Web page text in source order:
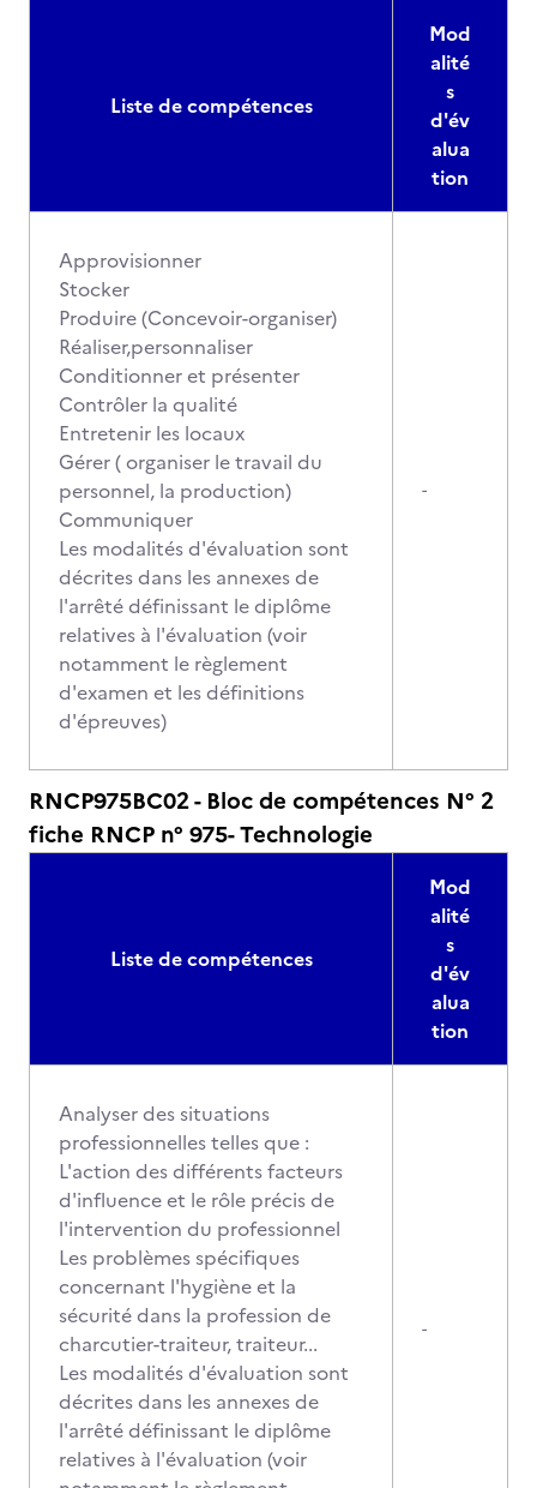
Liste de compétences
Mod
alité
s
d'év
alua
tion
Approvisionner
Stocker
Produire (Concevoir-organiser)
Réaliser,personnaliser
Conditionner et présenter
Contrôler la qualité
Entretenir les locaux
Gérer ( organiser le travail du
personnel, la production)
Communiquer
Les modalités d'évaluation sont
décrites dans les annexes de
l'arrêté définissant le diplôme
relatives à l'évaluation (voir
notamment le règlement
d'examen et les définitions
d'épreuves)
-
RNCP975BC02 - Bloc de compétences N° 2
fiche RNCP n° 975- Technologie
Liste de compétences
Mod
alité
s
d'év
alua
tion
Analyser des situations
professionnelles telles que :
L'action des différents facteurs
d'influence et le rôle précis de
l'intervention du professionnel
Les problèmes spécifiques
concernant l'hygiène et la
sécurité dans la profession de
charcutier-traiteur, traiteur...
Les modalités d'évaluation sont
décrites dans les annexes de
l'arrêté définissant le diplôme
relatives à l'évaluation (voir
-